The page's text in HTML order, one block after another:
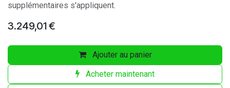
supplémentaires s'appliquent.
3.249,01€
Ajouter au panier
Acheter maintenant